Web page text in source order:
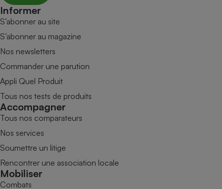
Informer
S’abonner au site
S’abonner au magazine
Nos newsletters
Commander une parution
Appli Quel Produit
Tous nos tests de produits
Accompagner
Tous nos comparateurs
Nos services
Soumettre un litige
Rencontrer une association locale
Mobiliser
Combats